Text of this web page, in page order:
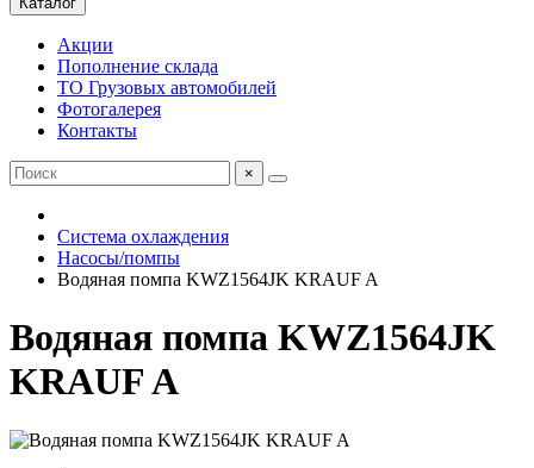
Акции
Пополнение склада
ТО Грузовых автомобилей
Фотогалерея
Контакты
×
Система охлаждения
Насосы/помпы
Водяная помпа KWZ1564JK KRAUF A
Водяная помпа KWZ1564JK
KRAUF A